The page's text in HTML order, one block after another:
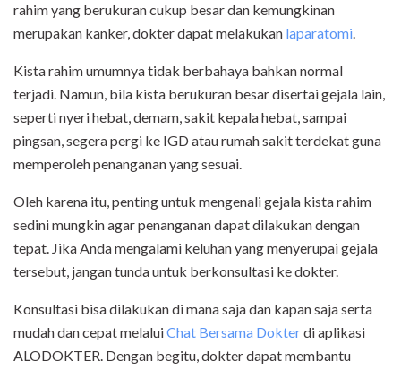
rahim yang berukuran cukup besar dan kemungkinan
merupakan kanker, dokter dapat melakukan laparatomi.
Kista rahim umumnya tidak berbahaya bahkan normal
terjadi. Namun, bila kista berukuran besar disertai gejala lain,
seperti nyeri hebat, demam, sakit kepala hebat, sampai
pingsan, segera pergi ke IGD atau rumah sakit terdekat guna
memperoleh penanganan yang sesuai.
Oleh karena itu, penting untuk mengenali gejala kista rahim
sedini mungkin agar penanganan dapat dilakukan dengan
tepat. Jika Anda mengalami keluhan yang menyerupai gejala
tersebut, jangan tunda untuk berkonsultasi ke dokter.
Konsultasi bisa dilakukan di mana saja dan kapan saja serta
mudah dan cepat melaluiChat Bersama Dokterdi aplikasi
ALODOKTER. Dengan begitu, dokter dapat membantu